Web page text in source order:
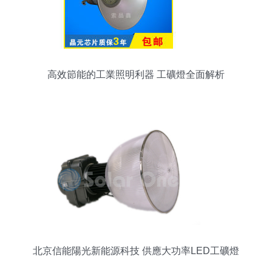
高效節能的工業照明利器 工礦燈全面解析
北京信能陽光新能源科技 供應大功率LED工礦燈